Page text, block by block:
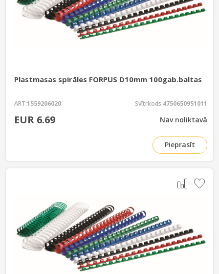
Plastmasas spirāles FORPUS D10mm 100gab.baltas
ART:1559206020 Svītrkods:4750650951011
EUR 6.69 Nav noliktavā
Pieprasīt